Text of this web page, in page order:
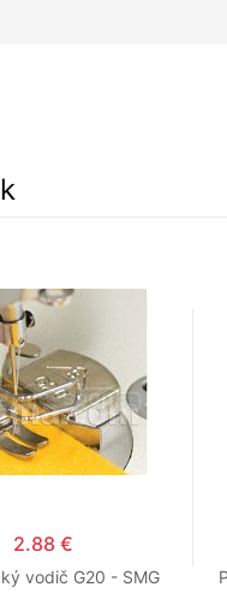
2.88 €
vodič G20 - SMG